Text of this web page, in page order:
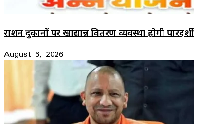
राशन दुकानों पर खाद्यान्न वितरण व्यवस्था होगी पारदर्शी
August 6, 2026